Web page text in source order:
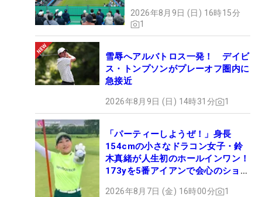
2026年8月9日 (日) 16時15分
1
雪辱へアルバトロス一発！ デイビ
ス・トンプソンがプレーオフ圏内に
急接近
2026年8月9日 (日) 14時31分 1
「パーティーしようぜ！」身長
154cmの小さなドラコン女子・鈴
木真緒が人生初のホールインワン！
173yを5番アイアンで会心のショッ
2026年8月7日 (金) 16時00分 1